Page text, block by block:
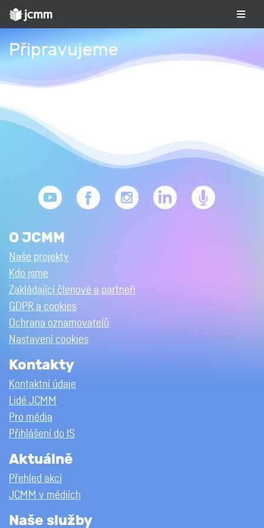
Připravujeme
O JCMM
Naše projekty
Kdo jsme
Zakládající členové a partneři
GDPR a cookies
Ochrana oznamovatelů
Nastavení cookies
Kontakty
Kontaktní údaje
Lidé JCMM
Pro média
Přihlášení do IS
Aktuálně
Přehled akcí
JCMM v médiích
Naše služby